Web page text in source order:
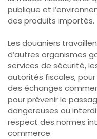
publique et
des produits importés.
Les douaniers
d’autres organismes
services de sécurité,
autorités fiscales,
des échanges
pour prévenir le
dangereuses ou
respect des normes
commerce.